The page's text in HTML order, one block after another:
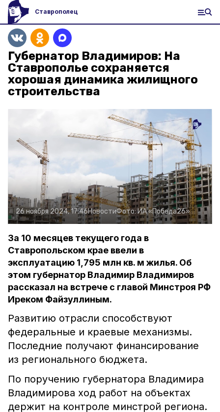
Ставрополец
Губернатор Владимиров: На
Ставрополье сохраняется
хорошая динамика жилищного
строительства
26 ноября 2024, 17:46НовостиФото:ИА «Победа26»
За 10 месяцев текущего года в
Ставропольском крае ввели в
эксплуатацию 1,795 млн кв. м жилья. Об
этом губернатор Владимир Владимиров
рассказал на встрече с главой Минстроя РФ
Иреком Файзуллиным.
Развитию отрасли способствуют
федеральные и краевые механизмы.
Последние получают финансирование
из регионального бюджета.
По поручению губернатора Владимира
Владимирова ход работ на объектах
держит на контроле минстрой региона.